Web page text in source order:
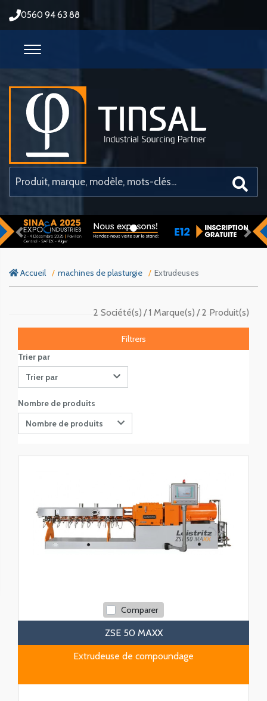
0560 94 63 88
Previous
Accueil machines de plasturgie Extrudeuses
2 Produit(s)
1 Marque(s)
2 Société(s)
Filtrers
Trier par
Trier par
Nombre de produits
Nombre de produits
Comparer
ZSE 50 MAXX
Extrudeuse de compoundage